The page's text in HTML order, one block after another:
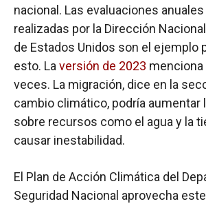
nacional. Las evaluaciones
realizadas por la Dirección
de Estados Unidos son el ejemplo
esto. La versión de 2023 menciona
veces. La migración, dice en la
cambio climático, podría aumentar
sobre recursos como el agua y la
causar inestabilidad.
El Plan de Acción Climática del
Seguridad Nacional aprovecha